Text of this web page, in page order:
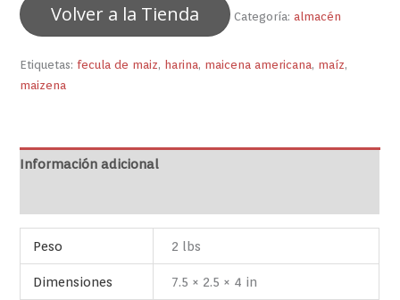
Volver a la Tienda Categoría:almacén
Etiquetas:fecula de maiz, harina, maicena americana, maíz,
maizena
Información adicional
Peso 2 lbs
Dimensiones 7.5 × 2.5 × 4 in